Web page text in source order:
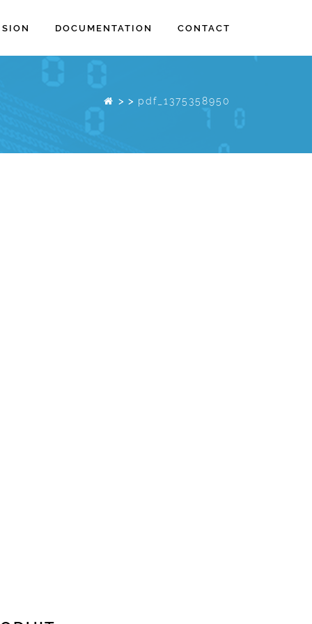
DOCUMENTATION CONTACT
> > pdf_1375358950